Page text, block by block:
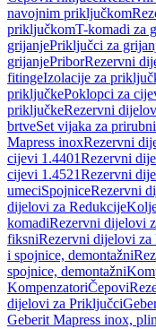
navojnim priključkom
priključkomT-komadi za
grijanjePriključci za
grijanjePriborRezervni
fitingeIzolacije za
priključkePoklopci za
priključkeRezervni
brtveSet vijaka za
Mapress inoxRezervni
cijevi 1.4401Rezervni
cijevi 1.4521Rezervni
umeciSpojniceRezervni
dijelovi za Redukcije
komadiRezervni dijelovi
fiksniRezervni dijelovi
i spojnice, demontažni
spojnice, demontažni
KompenzatoriČepovi
dijelovi za Priključci
Geberit Mapress inox, plin